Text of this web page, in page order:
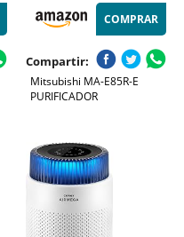
COMPRAR
Compartir:
Mitsubishi MA-E85R-E
PURIFICADOR